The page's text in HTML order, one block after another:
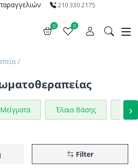
210 330 2175
0 0
/
Έλαια Βάσης ›
Filter